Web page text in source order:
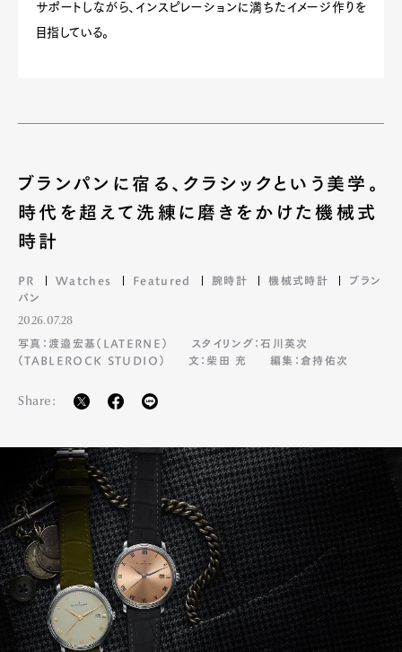
サポートしながら、インスピレーションに満ちたイメージ作りを
目指している。
ブランパンに宿る、クラシックという美学。
時代を超えて洗練に磨きをかけた機械式
時計
PR Watches Featured 腕時計 機械式時計
ブラン
パン
2026.07.28
写真：渡邉宏基（LATERNE）
スタイリング：石川英次
（TABLEROCK STUDIO）
文：柴田 充 編集：倉持佑次
Share: